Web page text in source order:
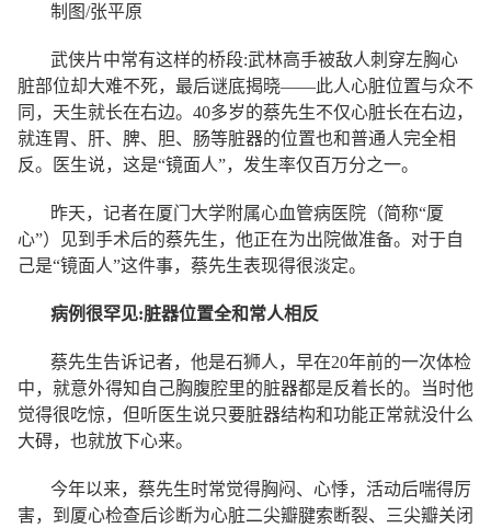
制图/张平原
武侠片中常有这样的桥段:武林高手被敌人刺穿左胸心
脏部位却大难不死，最后谜底揭晓——此人心脏位置与众不
同，天生就长在右边。40多岁的蔡先生不仅心脏长在右边，
就连胃、肝、脾、胆、肠等脏器的位置也和普通人完全相
反。医生说，这是“镜面人”，发生率仅百万分之一。
昨天，记者在厦门大学附属心血管病医院（简称“厦
心”）见到手术后的蔡先生，他正在为出院做准备。对于自
己是“镜面人”这件事，蔡先生表现得很淡定。
病例很罕见:脏器位置全和常人相反
蔡先生告诉记者，他是石狮人，早在20年前的一次体检
中，就意外得知自己胸腹腔里的脏器都是反着长的。当时他
觉得很吃惊，但听医生说只要脏器结构和功能正常就没什么
大碍，也就放下心来。
今年以来，蔡先生时常觉得胸闷、心悸，活动后喘得厉
害，到厦心检查后诊断为心脏二尖瓣腱索断裂、三尖瓣关闭